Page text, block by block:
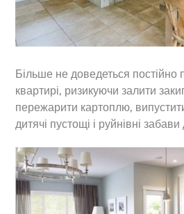
Більше не доведеться постійно
квартирі, ризикуючи залити
пережарити картоплю,
дитячі пустощі і руйнівні